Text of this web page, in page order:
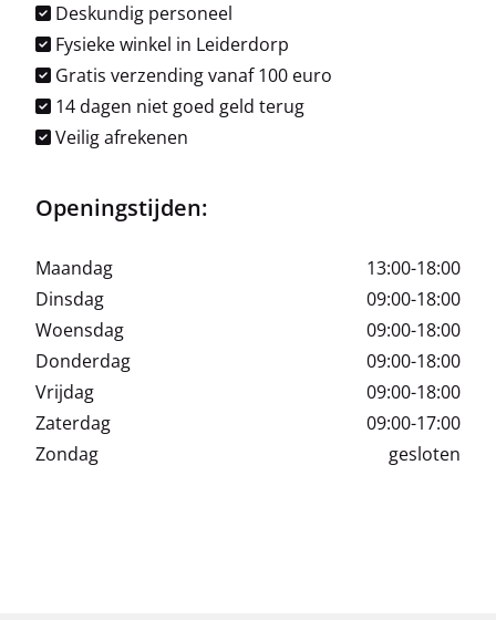
Deskundig personeel
Fysieke winkel in Leiderdorp
Gratis verzending vanaf 100 euro
14 dagen niet goed geld terug
Veilig afrekenen
Openingstijden:
Maandag
13:00-18:00
Dinsdag
09:00-18:00
Woensdag
09:00-18:00
Donderdag
09:00-18:00
Vrijdag
09:00-18:00
Zaterdag
09:00-17:00
Zondag
gesloten